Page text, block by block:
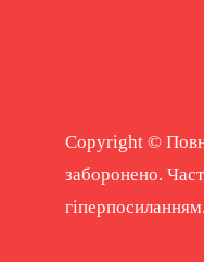
Copyright ©
заборонено.
гіперпосиланням.